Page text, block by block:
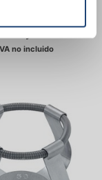
para
no incluido